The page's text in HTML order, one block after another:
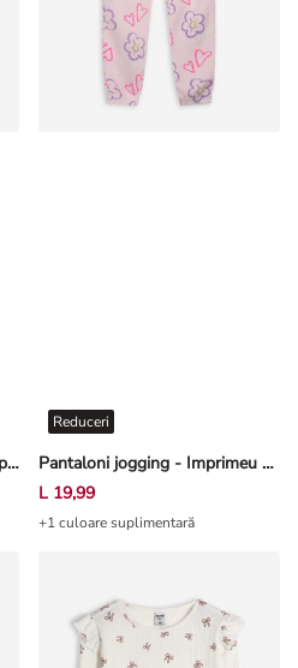
Set de bluză și pantaloni - Imprimeu floral - Verde mentă Pantaloni jogging - Imprimeu allover - Roz deschis
Reduceri
L 19,99
+1 culoare suplimentară